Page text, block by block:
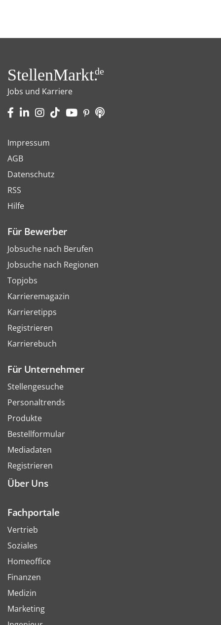
StellenMarkt.de
Jobs und Karriere
Impressum
AGB
Datenschutz
RSS
Hilfe
Für Bewerber
Jobsuche nach Berufen
Jobsuche nach Regionen
Topjobs
Karrieremagazin
Karrieretipps
Registrieren
Karrierebuch
Für Unternehmer
Stellengesuche
Personaltrends
Produkte
Bestellformular
Mediadaten
Registrieren
Über Uns
Fachportale
Vertrieb
Soziales
Homeoffice
Finanzen
Medizin
Marketing